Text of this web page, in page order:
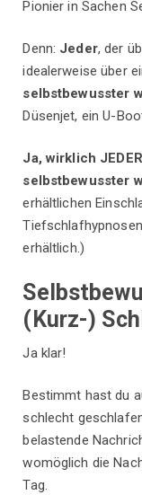
Pionier in Sachen
Denn: Jeder, der
idealerweise über
selbstbewusster
Düsenjet, ein U-
Ja, wirklich
selbstbewusster
erhältlichen
erhältlich.)
(Kurz-)
Ja klar!
Bestimmt hast du
schlecht
belastende
womöglich die
Tag.